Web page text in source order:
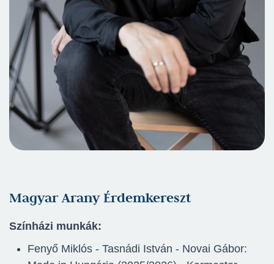
Magyar Arany Érdemkereszt
Színházi munkák:
Fenyő Miklós - Tasnádi István - Novai Gábor: